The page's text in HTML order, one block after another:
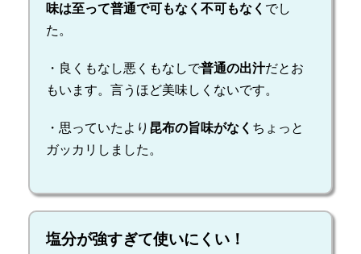
味は至って普通で可もなく不可もなく でし
た。
・良くもなし悪くもなしで普通の出汁だとお
もいます。言うほど美味しくないです。
・思っていたより 昆布の旨味がなく ちょっと
ガッカリしました。
塩分が強すぎて使いにくい！